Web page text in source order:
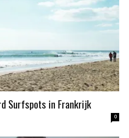
Surfspots in Frankrijk
0